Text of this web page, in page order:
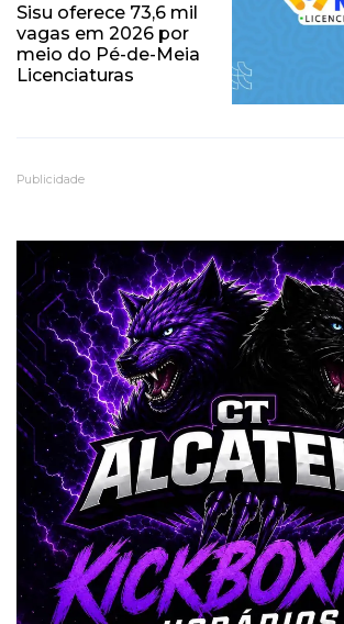
Sisu oferece 73,6 mil
vagas em 2026 por
meio do Pé-de-Meia
Licenciaturas
Publicidade